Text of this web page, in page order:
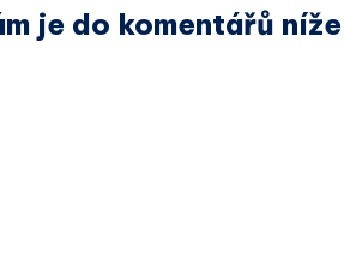
je do komentářů níže